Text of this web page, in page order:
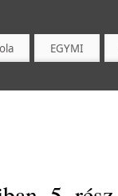
EGYMI